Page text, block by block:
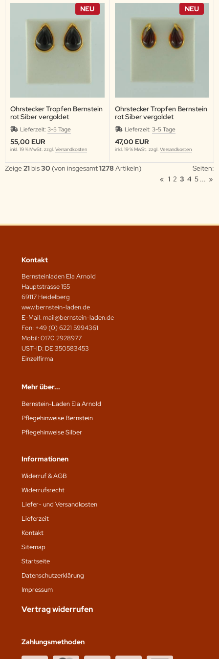
NEU
Ohrstecker Tropfen Bernstein
rot Siber vergoldet
Lieferzeit: 3-5 Tage
55,00 EUR
inkl. 19 % MwSt. zzgl. Versandkosten
NEU
Ohrstecker Tropfen Bernstein
rot Siber vergoldet
Lieferzeit: 3-5 Tage
47,00 EUR
inkl. 19 % MwSt. zzgl. Versandkosten
Zeige21 bis30 (von insgesamt1278 Artikeln)
Seiten:
« 1 2 3 4 5 ... »
Kontakt
Bernsteinladen Ela Arnold
Hauptstrasse 155
69117 Heidelberg
www.bernstein-laden.de
E-Mail: mail@bernstein-laden.de
Fon: +49 (0) 6221 5994361
Mobil: 0170 2928977
UST-ID: DE 350583453
Einzelfirma
Mehr über...
Bernstein-Laden Ela Arnold
Pflegehinweise Bernstein
Pflegehinweise Silber
Informationen
Widerruf & AGB
Widerrufsrecht
Liefer- und Versandkosten
Lieferzeit
Kontakt
Sitemap
Startseite
Datenschutz­erklärung
Impressum
Vertrag widerrufen
Zahlungsmethoden